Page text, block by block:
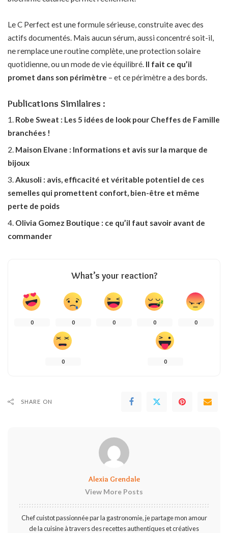
Le C Perfect est une formule sérieuse, construite avec des
actifs documentés. Mais aucun sérum, aussi concentré soit-il,
ne remplace une routine complète, une protection solaire
quotidienne, ou un mode de vie équilibré. Il fait ce qu’il
promet dans son périmètre – et ce périmètre a des bords.
Publications Similaires :
Robe Sweat : Les 5 idées de look pour Cheffes de Famille
branchées !
Maison Elvane : Informations et avis sur la marque de
bijoux
Akusoli : avis, efficacité et véritable potentiel de ces
semelles qui promettent confort, bien-être et même
perte de poids
Olivia Gomez Boutique : ce qu’il faut savoir avant de
commander
What’s your reaction?
0 0 0 0 0
0 0
SHARE ON
Alexia Grendale
View More Posts
Chef cuistot passionnée par la gastronomie, je partage mon amour
de la cuisine à travers des recettes authentiques et créatives